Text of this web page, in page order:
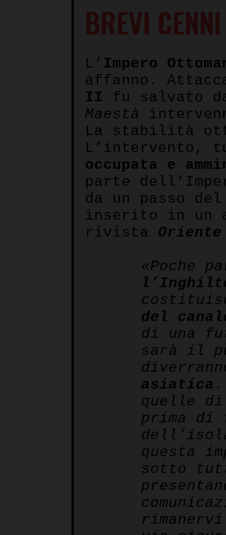
BREVI
L’ Impero
affanno.
II fu salvato
Maestà
La stabilità
L’intervento,
occupata e
parte
da un passo
inserito in un
rivista Oriente
«Poche
del
di una
sarà il
asiatica .
quelle
prima di
questa
sotto